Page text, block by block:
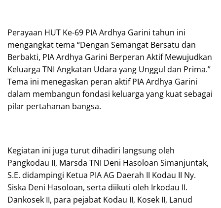
Perayaan HUT Ke-69 PIA Ardhya Garini tahun ini
mengangkat tema “Dengan Semangat Bersatu dan
Berbakti, PIA Ardhya Garini Berperan Aktif Mewujudkan
Keluarga TNI Angkatan Udara yang Unggul dan Prima.”
Tema ini menegaskan peran aktif PIA Ardhya Garini
dalam membangun fondasi keluarga yang kuat sebagai
pilar pertahanan bangsa.
Kegiatan ini juga turut dihadiri langsung oleh
Pangkodau II, Marsda TNI Deni Hasoloan Simanjuntak,
S.E. didampingi Ketua PIA AG Daerah II Kodau II Ny.
Siska Deni Hasoloan, serta diikuti oleh Irkodau II.
Dankosek II, para pejabat Kodau II, Kosek II, Lanud